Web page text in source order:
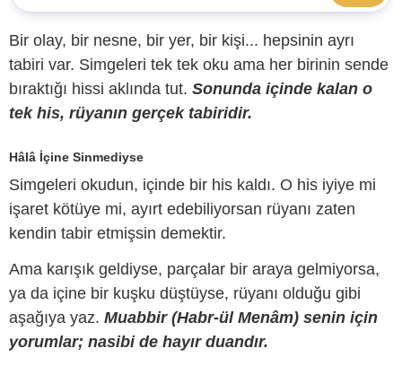
Bir olay, bir nesne, bir yer, bir kişi... hepsinin ayrı
tabiri var. Simgeleri tek tek oku ama her birinin sende
bıraktığı hissi aklında tut. Sonunda içinde kalan o
tek his, rüyanın gerçek tabiridir.
Hâlâ İçine Sinmediyse
Simgeleri okudun, içinde bir his kaldı. O his iyiye mi
işaret kötüye mi, ayırt edebiliyorsan rüyanı zaten
kendin tabir etmişsin demektir.
Ama karışık geldiyse, parçalar bir araya gelmiyorsa,
ya da içine bir kuşku düştüyse, rüyanı olduğu gibi
aşağıya yaz. Muabbir (Habr-ül Menâm) senin için
yorumlar; nasibi de hayır duandır.